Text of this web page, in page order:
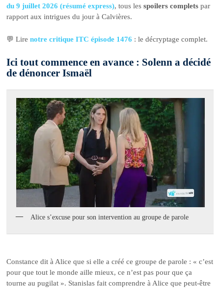
du 9 juillet 2026 (résumé express), tous lesspoilers complets par
rapport aux intrigues du jour à Calvières.
💬 Lirenotre critique ITC épisode 1476 : le décryptage complet.
Ici tout commence en avance : Solenn a décidé
de dénoncer Ismaël
Alice s’excuse pour son intervention au groupe de parole
Constance dit à Alice que si elle a créé ce groupe de parole : « c’est
pour que tout le monde aille mieux, ce n’est pas pour que ça
tourne au pugilat ». Stanislas fait comprendre à Alice que peut-être